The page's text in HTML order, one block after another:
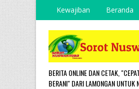
Kewajiban Beranda
BERITA ONLINE DAN CETAK,
BERANI" DARI LAMONGAN UNTUK